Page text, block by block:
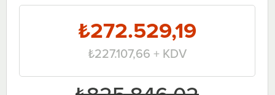
₺272.529,19
₺227.107,66 + KDV